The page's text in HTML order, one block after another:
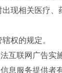
现相关医疗
权的规定。
联网广告实
息服务提供